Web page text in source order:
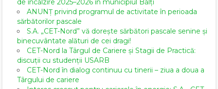
de încălzire 2025–2026 în municipiul Bălți
ANUNȚ privind programul de activitate în perioada
sărbătorilor pascale
S.A. „CET-Nord” vă dorește sărbători pascale senine și
binecuvântate alături de cei dragi!
CET-Nord la Târgul de Cariere și Stagii de Practică:
discuții cu studenții USARB
CET-Nord în dialog continuu cu tinerii – ziua a doua a
Târgului de cariere